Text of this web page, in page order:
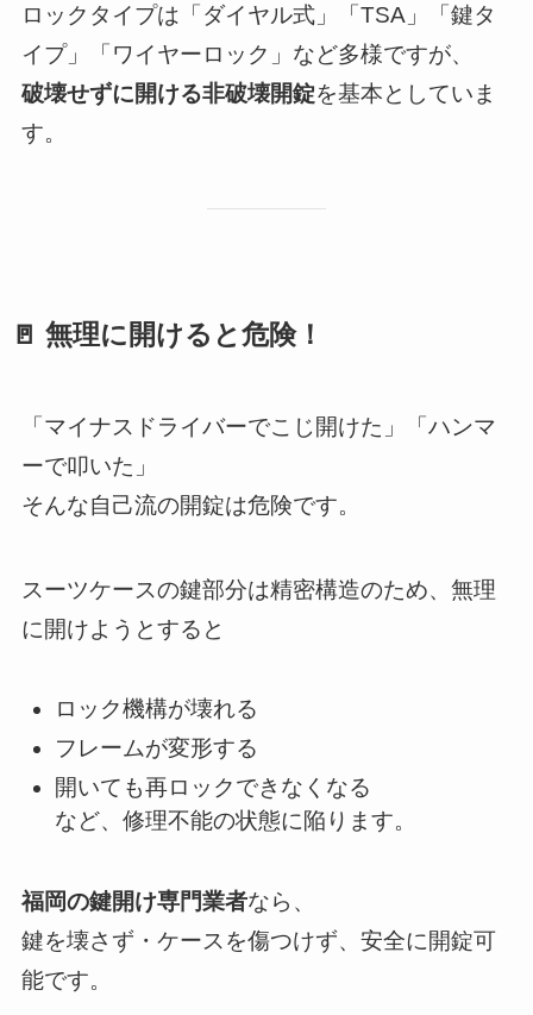
ロックタイプは「ダイヤル式」「TSA」「鍵タ
イプ」「ワイヤーロック」など多様ですが、
破壊せずに開ける非破壊開錠を基本としていま
す。
🚪 無理に開けると危険！
「マイナスドライバーでこじ開けた」「ハンマ
ーで叩いた」
そんな自己流の開錠は危険です。
スーツケースの鍵部分は精密構造のため、無理
に開けようとすると
ロック機構が壊れる
フレームが変形する
開いても再ロックできなくなる
など、修理不能の状態に陥ります。
福岡の鍵開け専門業者なら、
鍵を壊さず・ケースを傷つけず、安全に開錠可
能です。